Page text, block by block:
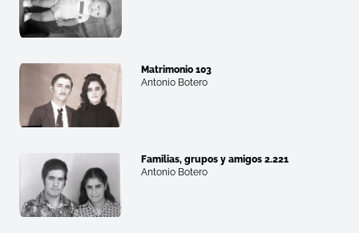
Matrimonio 103
Antonio Botero
Familias, grupos y amigos 2.221
Antonio Botero